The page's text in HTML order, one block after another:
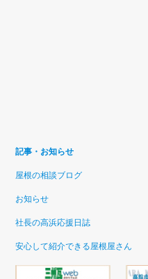
記事・お知らせ
屋根の相談ブログ
お知らせ
社長の高浜応援日誌
安心して紹介できる屋根屋さん